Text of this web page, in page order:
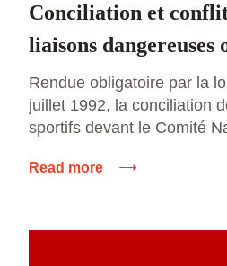
Conciliation et
liaisons dangereuses
Rendue obligatoire par la
juillet 1992, la conciliation
sportifs devant le Comité
l’article L141-4 du Code
Read more